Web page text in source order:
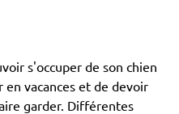
s'occuper de son chien
vacances et de devoir
garder. Différentes